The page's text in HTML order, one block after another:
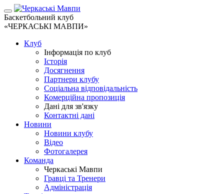
Баскетбольний клуб
«ЧЕРКАСЬКІ МАВПИ»
Клуб
Інформація по клуб
Історія
Досягнення
Партнери клубу
Соціальна відповідальність
Комерційна пропозиція
Дані для зв'язку
Контактні дані
Новини
Новини клубу
Відео
Фотогалерея
Команда
Черкаські Мавпи
Гравці та Тренери
Адміністрація